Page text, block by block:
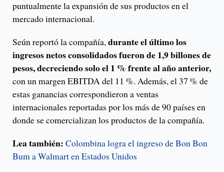
puntualmente la expansión de sus productos en el
mercado internacional.
Seún reportó la compañía,durante el último los
ingresos netos consolidados fueron de 1,9 billones de
pesos, decreciendo solo el 1 % frente al año anterior,
con un margen EBITDA del 11 %. Además, el 37 % de
estas ganancias correspondieron a ventas
internacionales reportadas por los más de 90 países en
donde se comercializan los productos de la compañía.
Lea también: Colombina logra el ingreso de Bon Bon
Bum a Walmart en Estados Unidos